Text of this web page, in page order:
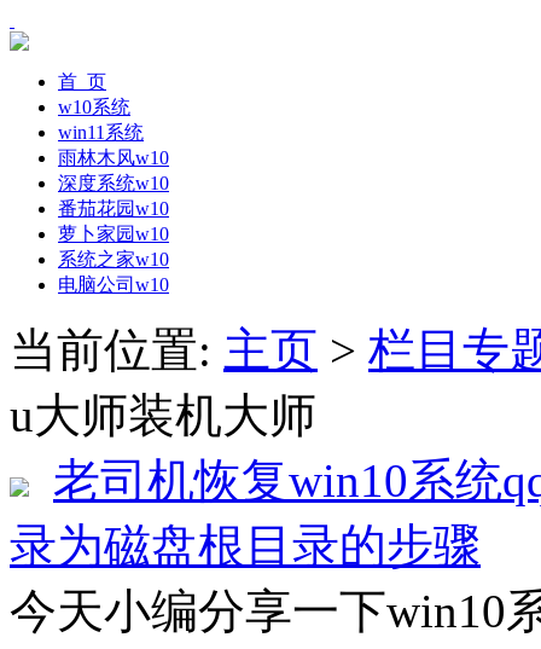
首 页
w10系统
win11系统
雨林木风w10
深度系统w10
番茄花园w10
萝卜家园w10
系统之家w10
电脑公司w10
当前位置: 主页 > 栏目专
u大师装机大师
老司机恢复win10系统
录为磁盘根目录的步骤
今天小编分享一下win10